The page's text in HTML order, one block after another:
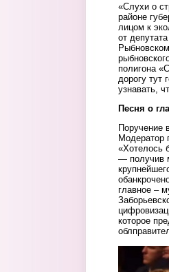
«Слухи о
районе
лицом к
от
полигона
дорогу тут
узнавать,
Песня о
Поручение
Модератор
«Хотелось
— получив
главное –
которое